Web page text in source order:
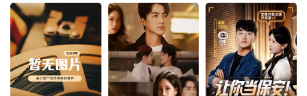
未知 未知 未知